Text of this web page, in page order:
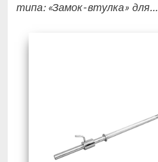
типа: «Замок- втулка» для…